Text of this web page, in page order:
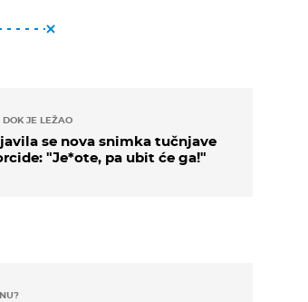
JE LEŽAO
se nova snimka tučnjave
"Je*ote, pa ubit će ga!"